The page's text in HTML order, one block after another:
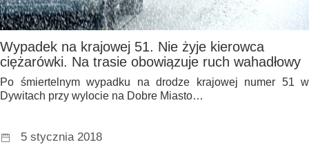
Wypadek na krajowej 51. Nie żyje kierowca
ciężarówki. Na trasie obowiązuje ruch wahadłowy
Po śmiertelnym wypadku na drodze krajowej numer 51 w
Dywitach przy wylocie na Dobre Miasto…
5 stycznia 2018